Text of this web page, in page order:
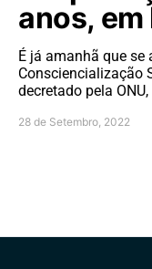
anos,
É já amanhã que
Consciencialização
decretado pela
28 de Setembro, 2022